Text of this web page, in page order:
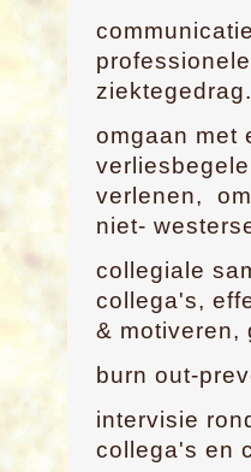
ziektegedrag.
omgaan met
verlenen,
niet-
collegiale
collega's,
& motiveren,
burn out-
intervisie
collega's en